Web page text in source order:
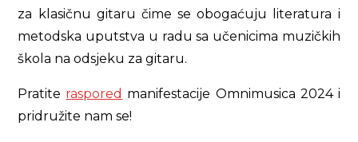
za klasičnu gitaru čime se obogaćuju literatura i
metodska uputstva u radu sa učenicima muzičkih
škola na odsjeku za gitaru.
Pratite raspored manifestacije Omnimusica 2024 i
pridružite nam se!